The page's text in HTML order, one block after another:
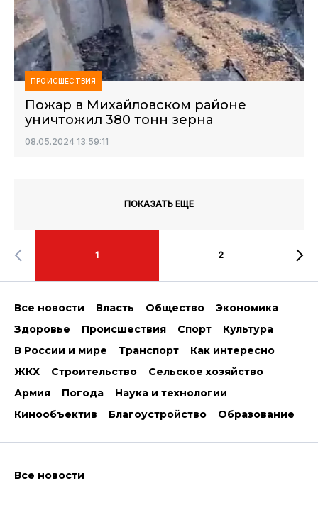
ПРОИСШЕСТВИЯ
Пожар в Михайловском районе
уничтожил 380 тонн зерна
08.05.2024 13:59:11
ПОКАЗАТЬ ЕЩЕ
1 2
Все новости Власть Общество
Экономика
Здоровье
Происшествия Спорт
Культура
В России и мире
Транспорт
Как интересно
ЖКХ
Строительство
Сельское хозяйство
Армия
Погода
Наука и технологии
Кинообъектив
Благоустройство Образование
Все новости